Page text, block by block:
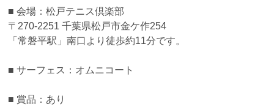
■ 会場：松戸テニス倶楽部
〒270-2251 千葉県松戸市金ケ作254
「常磐平駅」南口より徒歩約11分です。
■ サーフェス：オムニコート
■ 賞品：あり